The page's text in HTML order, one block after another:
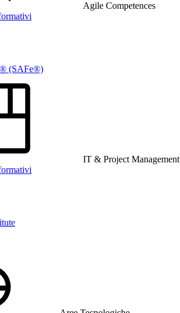
Agile Competences
(SAFe®)
IT & Project Management